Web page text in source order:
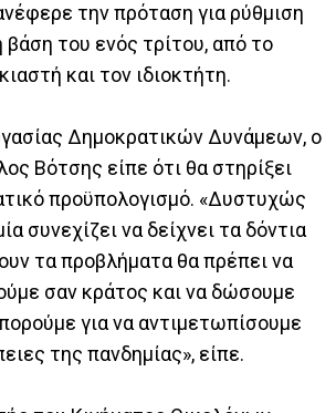
την πρόταση για ρύθμιση
του ενός τρίτου, από το
και τον ιδιοκτήτη.
Δημοκρατικών Δυνάμεων, ο
Βότσης είπε ότι θα στηρίξει
προϋπολογισμό. «Δυστυχώς
συνεχίζει να δείχνει τα δόντια
τα προβλήματα θα πρέπει να
σαν κράτος και να δώσουμε
για να αντιμετωπίσουμε
της πανδημίας», είπε.